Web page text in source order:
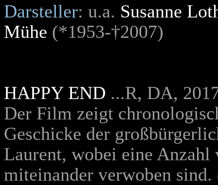
Darsteller: u.a. Susanne
Mühe (*1953-†2007)
HAPPY END ...R, DA,
Der Film zeigt
Geschicke der
Laurent, wobei eine Anzahl
miteinander verwoben sind.